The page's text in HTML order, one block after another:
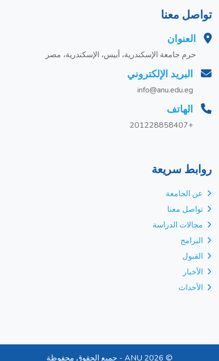
تواصل معنا
العنوان
حرم جامعة الإسكندرية، أبيس، الإسكندرية، مصر
البريد الإلكتروني
info@anu.edu.eg
الهاتف
+201228858407
روابط سريعة
عن الجامعة
تواصل معنا
مجالات الدراسة
البرامج
القبول
الأخبار
الأحداث
© 2026 ANU - جميع الحقوق محفوظة